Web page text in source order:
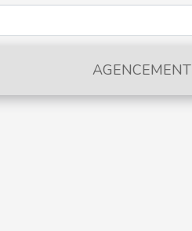
AGENCEMENT